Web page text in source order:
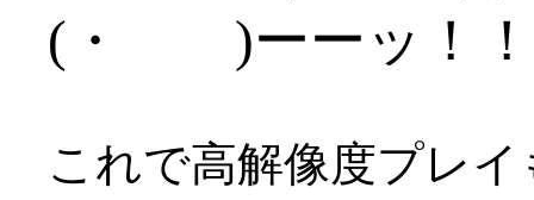
(・ )ーーッ！！
これで高解像度プレ